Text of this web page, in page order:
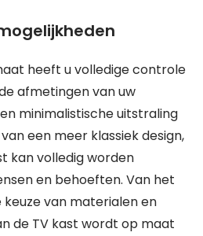
heeft u volledige controle
afmetingen van uw
minimalistische uitstraling
een meer klassiek design,
kan volledig worden
en behoeften. Van het
van materialen en
de TV kast wordt op maat